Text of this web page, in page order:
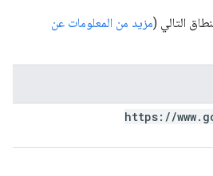
التالي (مزيد من المعلومات عن
https: //www.